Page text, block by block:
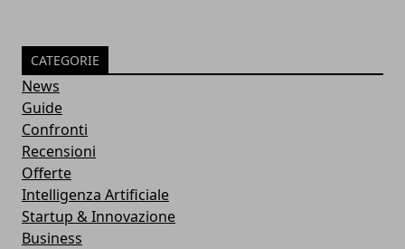
CATEGORIE
News
Guide
Confronti
Recensioni
Offerte
Intelligenza Artificiale
Startup & Innovazione
Business